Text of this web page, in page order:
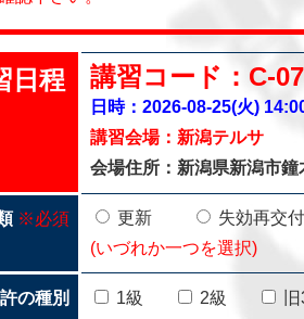
日程 講習コード：C-
日時：2026-08-25(火)
講習会場：新潟テルサ
会場住所：新潟県新潟市鐘
※必須 更新
失効再交
(いづれか一つを選択)
の種別 1級 2級